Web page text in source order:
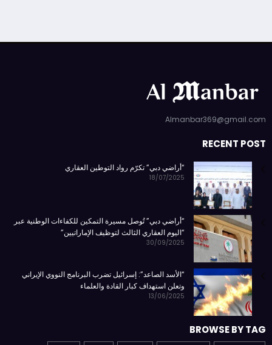
Almanbar369@gmail.com
RECENT POST
“أراضي دبي” تكرّم رواد التوطين العقاري
18/07/2025
“أراضي دبي” تُوصل مسيرة التمكين للكفاءات الوطنية عبر
“اليوم العقاري الثالث لتوظيف الإماراتيين”
30/09/2025
“الأسد الصاعد”: إسرائيل تضرب البرنامج النووي الإيراني
وتعلن استهداف كبار القادة والعلماء
13/06/2025
BROWSE BY TAG